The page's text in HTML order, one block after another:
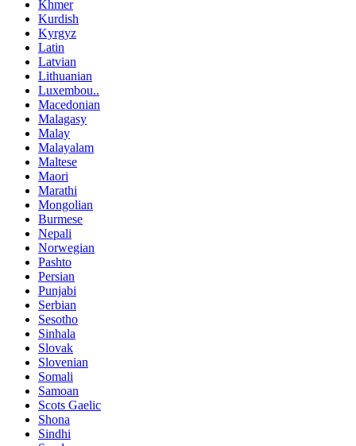
Khmer
Kurdish
Kyrgyz
Latin
Latvian
Lithuanian
Luxembou..
Macedonian
Malagasy
Malay
Malayalam
Maltese
Maori
Marathi
Mongolian
Burmese
Nepali
Norwegian
Pashto
Persian
Punjabi
Serbian
Sesotho
Sinhala
Slovak
Slovenian
Somali
Samoan
Scots Gaelic
Shona
Sindhi